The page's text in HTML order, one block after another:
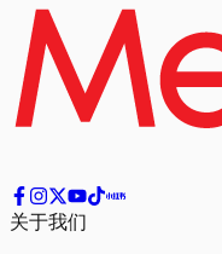
关于我们